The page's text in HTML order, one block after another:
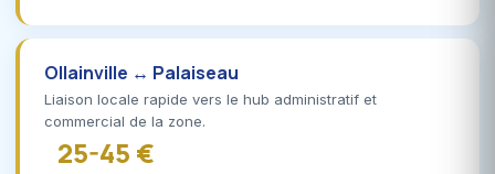
Ollainville ↔ Palaiseau
Liaison locale rapide vers le hub administratif et
commercial de la zone.
25-45 €